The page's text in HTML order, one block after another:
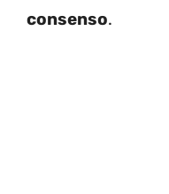
consenso.